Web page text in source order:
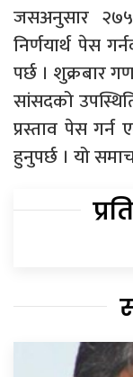
जसअनुसार २७५
निर्णयार्थ पेस
पर्छ । शुक्रबार
सांसदको
प्रस्ताव पेस गर्न
हुनुपर्छ । यो